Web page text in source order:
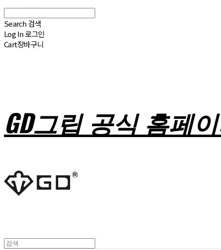
Search 검색
Log In로그인
Cart장바구니
GD그립 공식 홈페